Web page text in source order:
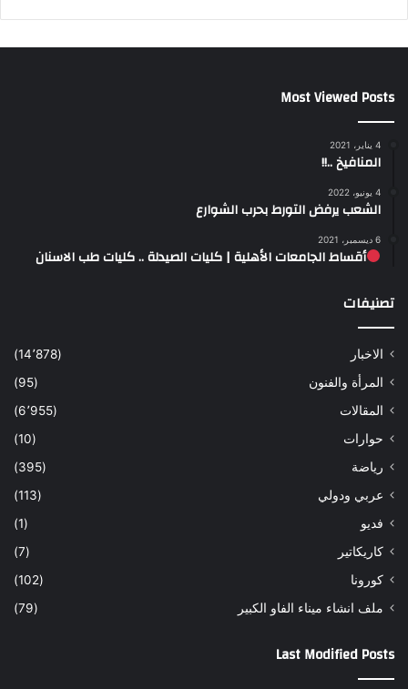
Most Viewed Posts
4 يناير، 2021
المنافيخ ..!!
4 يونيو، 2022
الشعب يرفض التورط بحرب الشوارع
6 ديسمبر، 2021
أقساط الجامعات الأهلية | كليات الصيدلة .. كليات طب الاسنان
تصنيفات
الاخبار
(14٬878)
المرأة والفنون
(95)
المقالات
(6٬955)
حوارات
(10)
رياضة
(395)
عربي ودولي
(113)
فديو
(1)
كاريكاتير
(7)
كورونا
(102)
ملف انشاء ميناء الفاو الكبير
(79)
Last Modified Posts